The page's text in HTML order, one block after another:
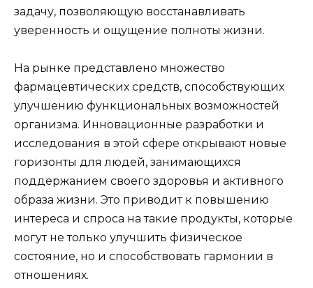
задачу, позволяющую восстанавливать
уверенность и ощущение полноты жизни.
На рынке представлено множество
фармацевтических средств, способствующих
улучшению функциональных возможностей
организма. Инновационные разработки и
исследования в этой сфере открывают новые
горизонты для людей, занимающихся
поддержанием своего здоровья и активного
образа жизни. Это приводит к повышению
интереса и спроса на такие продукты, которые
могут не только улучшить физическое
состояние, но и способствовать гармонии в
отношениях.